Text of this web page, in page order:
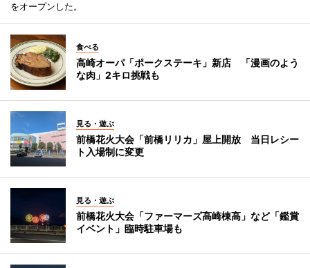
をオープンした。
食べる
高崎オーパ「ポークステーキ」新店 「漫画のよう
な肉」2キロ挑戦も
見る・遊ぶ
前橋花火大会「前橋リリカ」屋上開放 当日レシー
ト入場制に変更
見る・遊ぶ
前橋花火大会「ファーマーズ高崎棟高」など「鑑賞
イベント」臨時駐車場も